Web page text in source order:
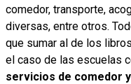
comedor, transporte,
diversas, entre otros.
que sumar al de los
el caso de las escuelas
servicios de comedor